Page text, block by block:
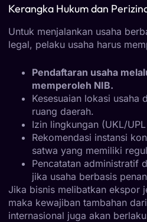
Kerangka Hukum dan
Untuk menjalankan usaha
legal, pelaku usaha harus
Pendaftaran usaha
memperoleh NIB.
Kesesuaian lokasi usaha
ruang daerah.
Izin lingkungan (UKL/
Rekomendasi instansi
satwa yang memiliki
Pencatatan administratif
jika usaha berbasis
Jika bisnis melibatkan ekspor
maka kewajiban tambahan
internasional juga akan